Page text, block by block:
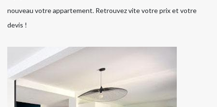
nouveau votre appartement. Retrouvez vite votre prix et votre
devis !